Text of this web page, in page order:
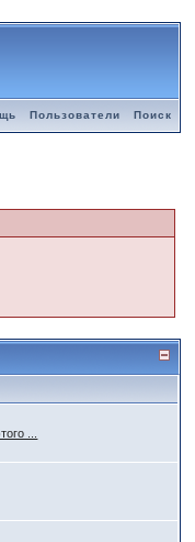
Пользователи Поиск
...